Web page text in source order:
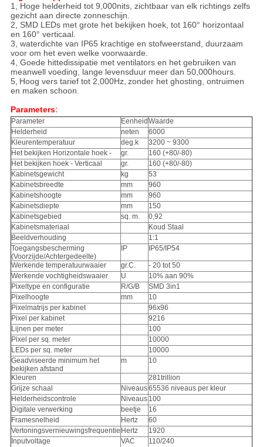
1, Hoge helderheid tot 9,000nits, zichtbaar van elk richtings zelfs
gezicht aan directe zonneschijn.
2, SMD LEDs met grote het bekijken hoek, tot 160° horizontaal
en 160° verticaal.
3, waterdichte van IP65 krachtige en stofweerstand, duurzaam
voor om het even welke voorwaarde.
4, Goede hittedissipatie met ventilators en het gebruiken van
meanwell voeding, lange levensduur meer dan 50,000hours.
5, Hoog vers tarief tot 2,000Hz, zonder het ghosting, ontruimen
en maken schoon.
Parameters:
Parameter Eenheid Waarde
Helderheid
neten
6000
Kleurentemperatuur
deg.k
3200 ~ 9300
Het bekijken Horizontale hoek -
gr.
160 (+80/-80)
Het bekijken hoek - Verticaal
gr.
160 (+80/-80)
Kabinetsgewicht
kg
53
Kabinetsbreedte
mm
960
Kabinetshoogte
mm
960
Kabinetsdiepte
mm
150
Kabinetsgebied
sq. m.
0,92
Kabinetsmateriaal
Koud Staal
Beeldverhouding
1:1
Toegangsbescherming
(Voorzijde/Achtergedeelte)
IP IP65/IP54
Werkende temperatuurwaaier gr.C.
- 20 tot 50
Werkende vochtigheidswaaier
U
10% aan 90%
Pixeltype en configuratie
R/G/B
SMD 3in1
Pixelhoogte
mm
10
Pixelmatrijs per kabinet
96x96
Pixel per kabinet
9216
Lijnen per meter
100
Pixel per sq. meter
10000
LEDs per sq. meter
10000
Geadviseerde minimum het
bekijken afstand
m 10
Kleuren
281trillion
Grijze schaal
Niveaus65536 niveaus per kleur
Helderheidscontrole
Niveaus 100
Digitale verwerking
beetje
16
Framesnelheid
Hertz
60
Vertoningsvernieuwingsfrequentie Hertz
1920
Inputvoltage
VAC
110/240